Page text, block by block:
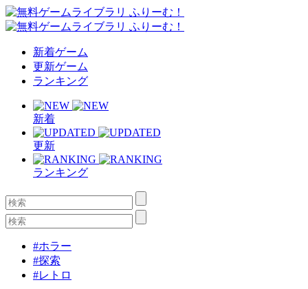
新着ゲーム
更新ゲーム
ランキング
新着
更新
ランキング
#ホラー
#探索
#レトロ